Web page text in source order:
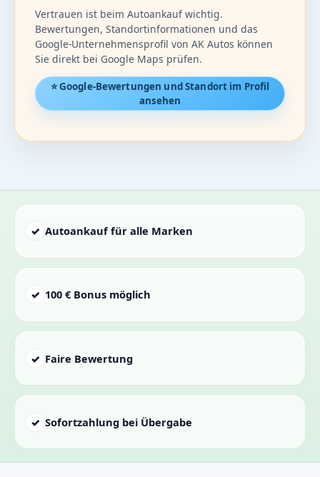
Vertrauen ist beim Autoankauf wichtig.
Bewertungen, Standortinformationen und das
Google-Unternehmensprofil von AK Autos können
Sie direkt bei Google Maps prüfen.
⭐ Google-Bewertungen und Standort im Profil
ansehen
✓ Autoankauf für alle Marken
✓ 100 € Bonus möglich
✓ Faire Bewertung
✓ Sofortzahlung bei Übergabe